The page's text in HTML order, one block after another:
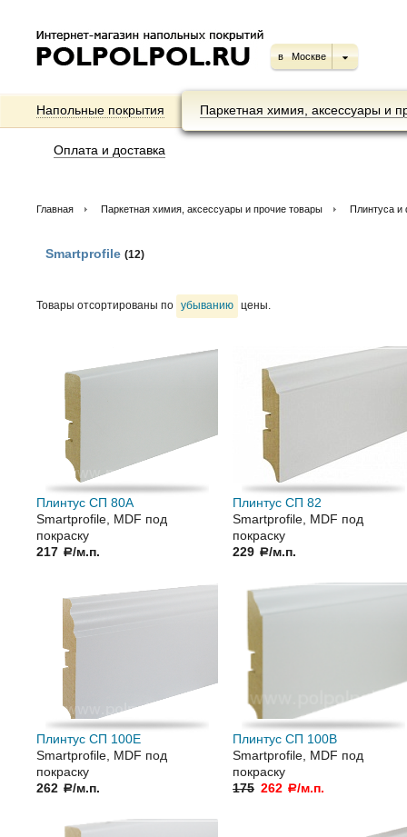
в Москве
Напольные покрытия Паркетная химия, аксессуары и
Оплата и доставка
Главная Паркетная химия, аксессуары и прочие товары Плинтуса и
Smartprofile (12)
Товары отсортированы по убыванию цены.
Плинтус СП 80А
Smartprofile, MDF под
покраску
217 a/м.п.
Плинтус СП 82
Smartprofile, MDF под
покраску
229 a/м.п.
Плинтус СП 100Е
Smartprofile, MDF под
покраску
262 a/м.п.
Плинтус СП 100В
Smartprofile, MDF под
покраску
175 262 a/м.п.